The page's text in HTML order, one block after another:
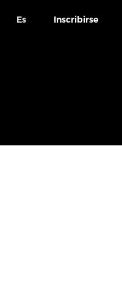
Es Inscribirse